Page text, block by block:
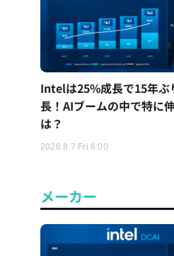
Intelは25%成長で15年ぶ
長！AIブームの中で特に
は？
2026.8.7 Fri 6:00
メーカー